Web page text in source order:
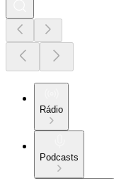
Rádio
Podcasts